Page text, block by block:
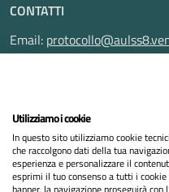
CONTATTI
Email:
Pec:
Privacy Policy
Utilizziamo i cookie
In questo sito utilizziamo cookie
che raccolgono dati della tua
esperienza e personalizzare il
esprimi il tuo consenso a tutti i